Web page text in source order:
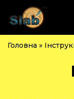
Головна »